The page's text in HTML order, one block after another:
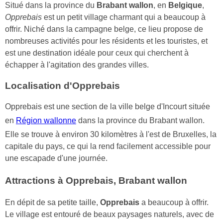
Situé dans la province du Brabant wallon, en Belgique,
Opprebais est un petit village charmant qui a beaucoup à
offrir. Niché dans la campagne belge, ce lieu propose de
nombreuses activités pour les résidents et les touristes, et
est une destination idéale pour ceux qui cherchent à
échapper à l'agitation des grandes villes.
Localisation d'Opprebais
Opprebais est une section de la ville belge d'Incourt située
en Région wallonne dans la province du Brabant wallon.
Elle se trouve à environ 30 kilomètres à l'est de Bruxelles, la
capitale du pays, ce qui la rend facilement accessible pour
une escapade d'une journée.
Attractions à Opprebais, Brabant wallon
En dépit de sa petite taille, Opprebais a beaucoup à offrir.
Le village est entouré de beaux paysages naturels, avec de